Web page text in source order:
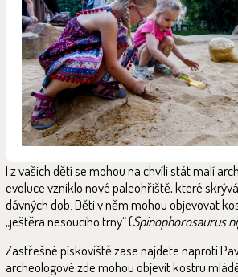
I z vašich dětí se mohou na chvíli stát malí
evoluce vzniklo nové paleohřiště, které
dávných dob. Děti v něm mohou objevovat
„ještěra nesoucího trny“ (Spinophorosaurus
Zastřešné pískoviště zase najdete naproti
archeologové zde mohou objevit kostru